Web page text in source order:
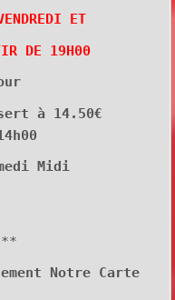
ET
DE 19H00
à 14.50€
Midi
Notre Carte